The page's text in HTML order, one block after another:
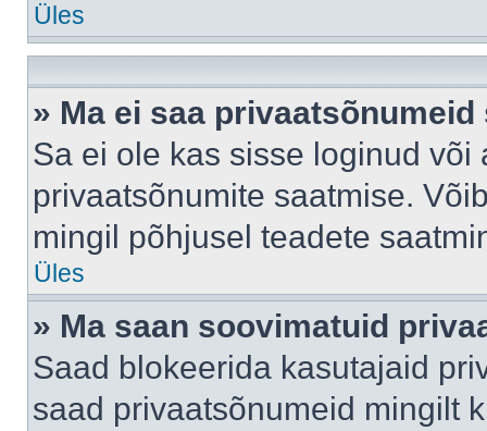
Üles
» Ma ei saa privaatsõnumeid
Sa ei ole kas sisse loginud
privaatsõnumite saatmise.
mingil põhjusel teadete
Üles
» Ma saan soovimatuid
Saad blokeerida kasutajaid
saad privaatsõnumeid mingilt